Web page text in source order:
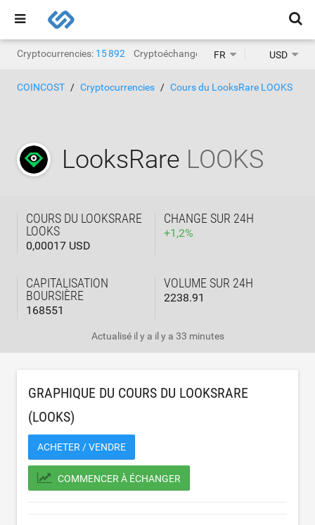
Cryptocurrencies: 15 892 Cryptoéchanges: 1 468
FR USD
COINCOST Cryptocurrencies Cours du LooksRare LOOKS
LooksRare LOOKS
COURS DU LOOKSRARE
LOOKS
0,00017 USD
CHANGE SUR 24H
+1,2%
CAPITALISATION
BOURSIÈRE
168551
VOLUME SUR 24H
2238.91
Actualisé il y a il y a 33 minutes
GRAPHIQUE DU COURS DU LOOKSRARE
(LOOKS)
ACHETER / VENDRE
COMMENCER À ÉCHANGER